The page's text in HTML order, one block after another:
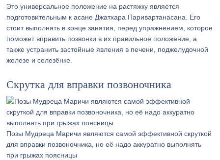
Это универсальное положение на растяжку является
подготовительным к асане Джатхара Паривартанасана. Его
стоит выполнять в конце занятия, перед упражнением, которое
поможет вправить позвонки в их правильное положение, а
также устранить застойные явления в печени, поджелудочной
железе и селезёнке.
Скрутка для вправки позвоночника
Позы Мудреца Маричи являются самой эффективной скруткой
для вправки позвоночника, но её надо аккуратно выполнять
при грыжах поясницы